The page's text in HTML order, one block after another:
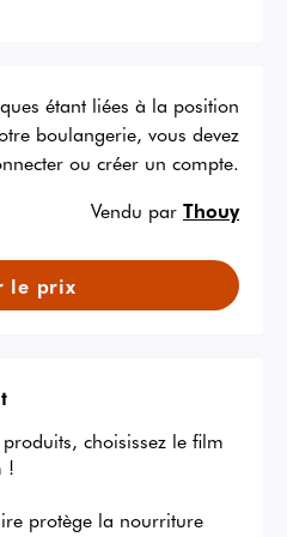
étant liées à la position
boulangerie, vous devez
ou créer un compte.
Vendu par Thouy
le prix
choisissez le film
!
protège la nourriture